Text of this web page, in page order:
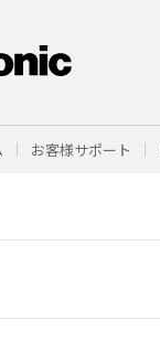
お客様サポート